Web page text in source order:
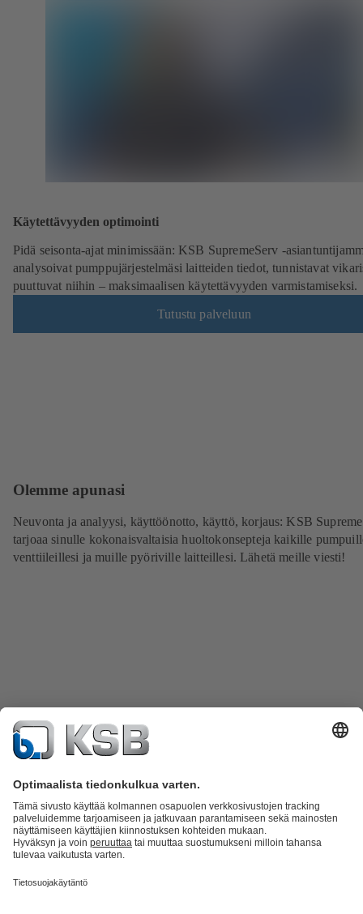
Käytettävyyden optimointi
Pidä seisonta-ajat minimissään: KSB SupremeServ -
analysoivat pumppujärjestelmäsi laitteiden tiedot, tunnistavat
puuttuvat niihin – maksimaalisen käytettävyyden varmistamiseksi.
Tutustu palveluun
Olemme apunasi
Neuvonta ja analyysi, käyttöönotto, käyttö, korjaus: KSB
tarjoaa sinulle kokonaisvaltaisia huoltokonsepteja kaikille
venttiileillesi ja muille pyöriville laitteillesi. Lähetä meille viesti!
TuoteluetteloKSB SupremeServ: Spare Parts